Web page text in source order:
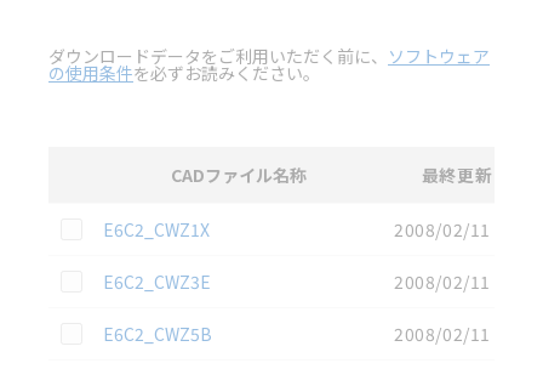
ダウンロードデータをご利用いただく前に、 ソフトウェア
の使用条件を必ずお読みください。
CADファイル名称 最終更新
この資料を選択
E6C2_CWZ1X
2008/02/11
この資料を選択
E6C2_CWZ3E
2008/02/11
この資料を選択
E6C2_CWZ5B
2008/02/11